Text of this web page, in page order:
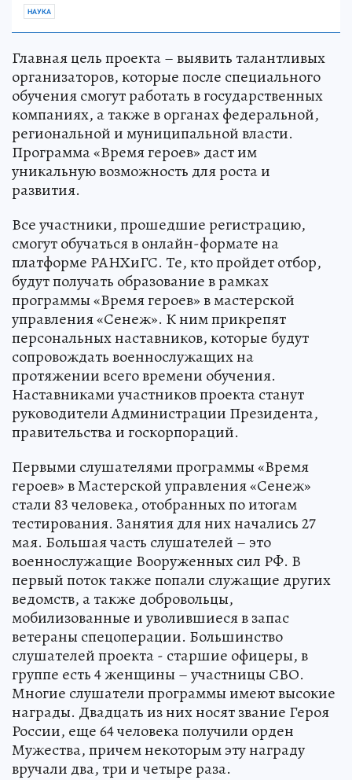
НАУКА
Главная цель проекта – выявить талантливых
организаторов, которые после специального
обучения смогут работать в государственных
компаниях, а также в органах федеральной,
региональной и муниципальной власти.
Программа «Время героев» даст им
уникальную возможность для роста и
развития.
Все участники, прошедшие регистрацию,
смогут обучаться в онлайн-формате на
платформе РАНХиГС. Те, кто пройдет отбор,
будут получать образование в рамках
программы «Время героев» в мастерской
управления «Сенеж». К ним прикрепят
персональных наставников, которые будут
сопровождать военнослужащих на
протяжении всего времени обучения.
Наставниками участников проекта станут
руководители Администрации Президента,
правительства и госкорпораций.
Первыми слушателями программы «Время
героев» в Мастерской управления «Сенеж»
стали 83 человека, отобранных по итогам
тестирования. Занятия для них начались 27
мая. Большая часть слушателей – это
военнослужащие Вооруженных сил РФ. В
первый поток также попали служащие других
ведомств, а также добровольцы,
мобилизованные и уволившиеся в запас
ветераны спецоперации. Большинство
слушателей проекта - старшие офицеры, в
группе есть 4 женщины – участницы СВО.
Многие слушатели программы имеют высокие
награды. Двадцать из них носят звание Героя
России, еще 64 человека получили орден
Мужества, причем некоторым эту награду
вручали два, три и четыре раза.